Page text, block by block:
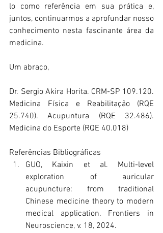
lo como referência em sua prática e,
juntos, continuarmos a aprofundar nosso
conhecimento nesta fascinante área da
medicina.
Um abraço,
Dr. Sergio Akira Horita. CRM-SP 109.120.
Medicina Física e Reabilitação (RQE
25.740). Acupuntura (RQE 32.486).
Medicina do Esporte (RQE 40.018)
Referências Bibliográficas
GUO, Kaixin et al. Multi-level
exploration of auricular
acupuncture: from traditional
Chinese medicine theory to modern
medical application. Frontiers in
Neuroscience, v. 18, 2024.